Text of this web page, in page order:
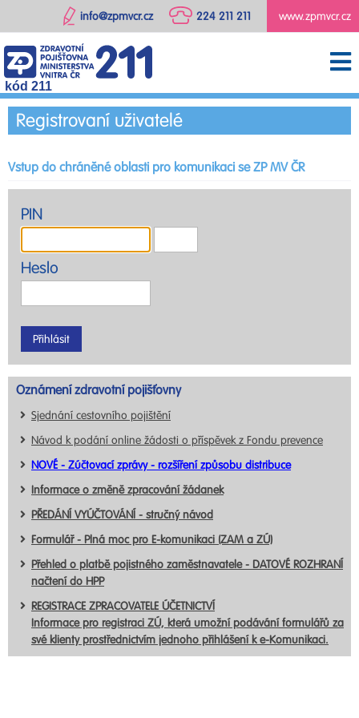
www.zpmvcr.cz
224 211 211
info@zpmvcr.cz
kód 211
Registrovaní uživatelé
Vstup do chráněné oblasti pro komunikaci se ZP MV ČR
PIN
Heslo
Oznámení zdravotní pojišťovny
Sjednání cestovního pojištění
Návod k podání online žádosti o příspěvek z Fondu prevence
NOVÉ - Zúčtovací zprávy - rozšíření způsobu distribuce
Informace o změně zpracování žádanek
PŘEDÁNÍ VYÚČTOVÁNÍ - stručný návod
Formulář - Plná moc pro E-komunikaci (ZAM a ZÚ)
Přehled o platbě pojistného zaměstnavatele - DATOVÉ ROZHRANÍ
načtení do HPP
REGISTRACE ZPRACOVATELE ÚČETNICTVÍ
Informace pro registraci ZÚ, která umožní podávání formulářů za
své klienty prostřednictvím jednoho přihlášení k e-Komunikaci.